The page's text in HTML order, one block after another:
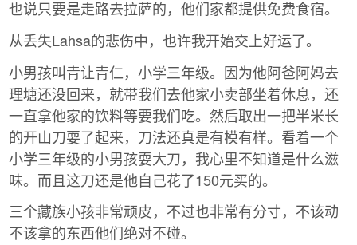
也说只要是走路去拉萨的，他们家都提供免费食宿。
从丢失Lahsa的悲伤中，也许我开始交上好运了。
小男孩叫青让青仁，小学三年级。因为他阿爸阿妈去
理塘还没回来，就带我们去他家小卖部坐着休息，还
一直拿他家的饮料等要我们吃。然后取出一把半米长
的开山刀耍了起来，刀法还真是有模有样。看着一个
小学三年级的小男孩耍大刀，我心里不知道是什么滋
味。而且这刀还是他自己花了150元买的。
三个藏族小孩非常顽皮，不过也非常有分寸，不该动
不该拿的东西他们绝对不碰。